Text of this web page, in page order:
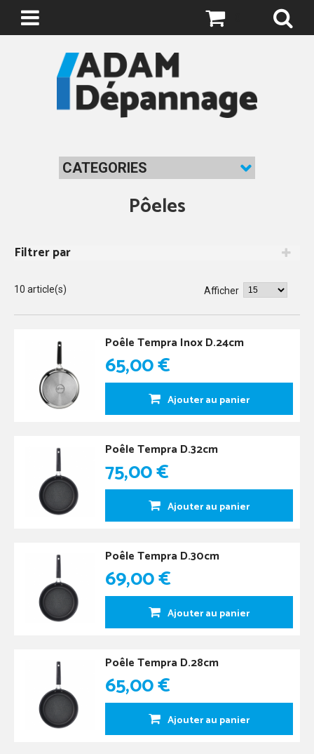
CATEGORIES
Pôeles
Filtrer par
10 article(s) Afficher
Poêle Tempra Inox D.24cm
65,00 €
Ajouter au panier
Poêle Tempra D.32cm
75,00 €
Ajouter au panier
Poêle Tempra D.30cm
69,00 €
Ajouter au panier
Poêle Tempra D.28cm
65,00 €
Ajouter au panier